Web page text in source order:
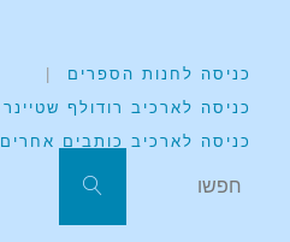
כניסה לחנות הספרים
|
כניסה לארכיב רודולף שטיינר
כניסה לארכיב כותבים אחרים